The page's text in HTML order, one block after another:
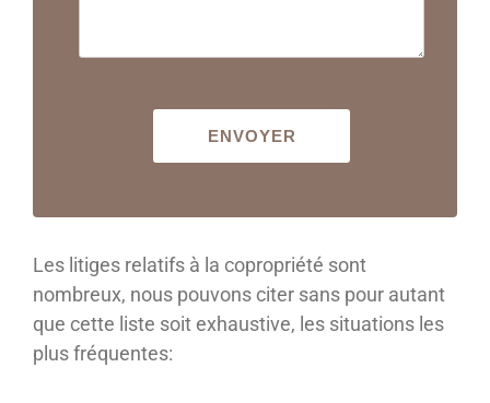
Les litiges relatifs à la copropriété sont
nombreux, nous pouvons citer sans pour autant
que cette liste soit exhaustive, les situations les
plus fréquentes: